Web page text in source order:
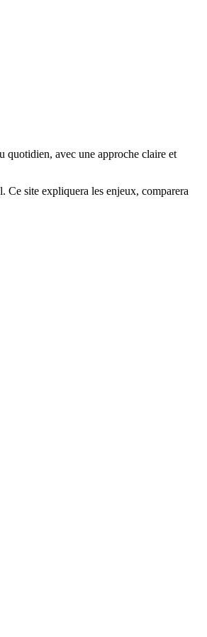
quotidien, avec une approche claire et
Ce site expliquera les enjeux, comparera